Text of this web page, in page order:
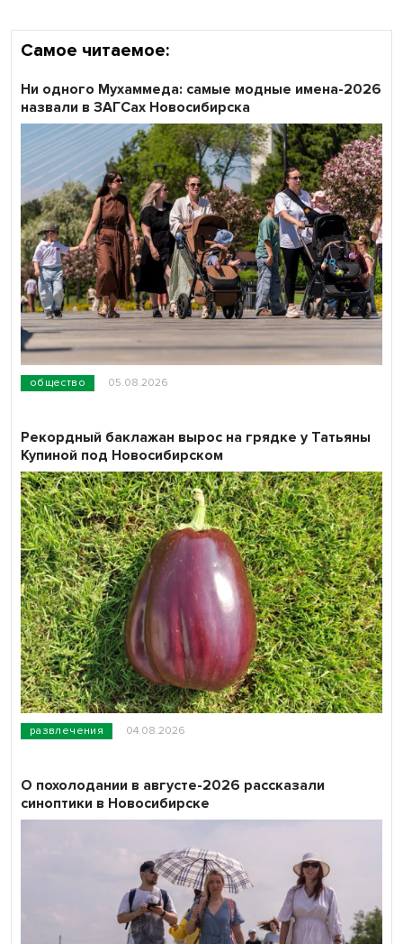
Самое читаемое:
общество 05.08.2026
Ни одного Мухаммеда: самые модные имена-2026
назвали в ЗАГСах Новосибирска
развлечения 04.08.2026
Рекордный баклажан вырос на грядке у Татьяны
Купиной под Новосибирском
О похолодании в августе-2026 рассказали
синоптики в Новосибирске